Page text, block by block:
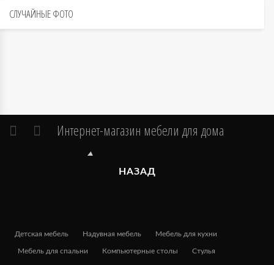
СЛУЧАЙНЫЕФОТО
Интернет-магазин мебели для дома
НАЗАД
Детская мебель Надувная мебель Мебель для кухни
Мебель для спальни Компьютерные столы Стулья